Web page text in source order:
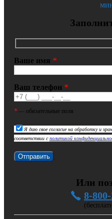
Ваше имя *
Ваш телефон *
* — обязательные поля
Я даю свое согласие на обработку и
соответствии сполитикой
Или
8-